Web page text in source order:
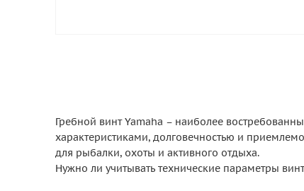
Гребной винт Yamaha – наиболее
характеристиками, долговечностью и
для рыбалки, охоты и активного отдыха.
Нужно ли учитывать технические параметры